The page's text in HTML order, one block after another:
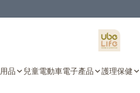
品 兒童電動車電子產品 護理保健